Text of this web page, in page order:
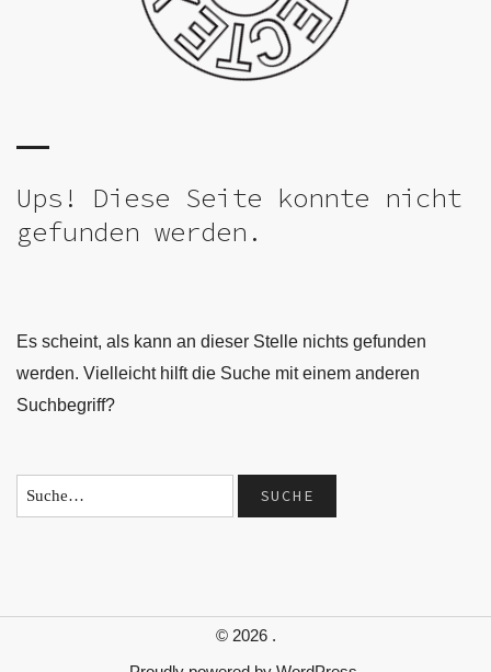
Ups! Diese Seite konnte nicht
gefunden werden.
Es scheint, als kann an dieser Stelle nichts gefunden
werden. Vielleicht hilft die Suche mit einem anderen
Suchbegriff?
© 2026 .